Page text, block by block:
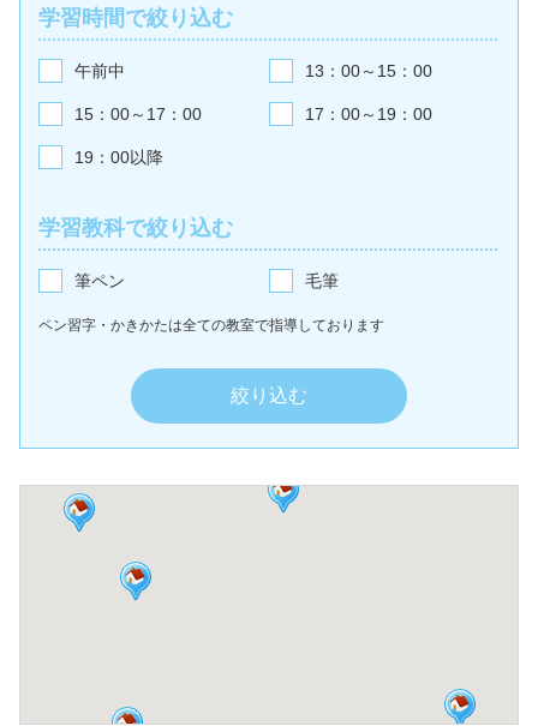
学習時間で絞り込む
午前中 13：00～15：00
15：00～17：00 17：00～19：00
19：00以降
学習教科で絞り込む
筆ペン 毛筆
ペン習字・かきかたは全ての教室で指導しております